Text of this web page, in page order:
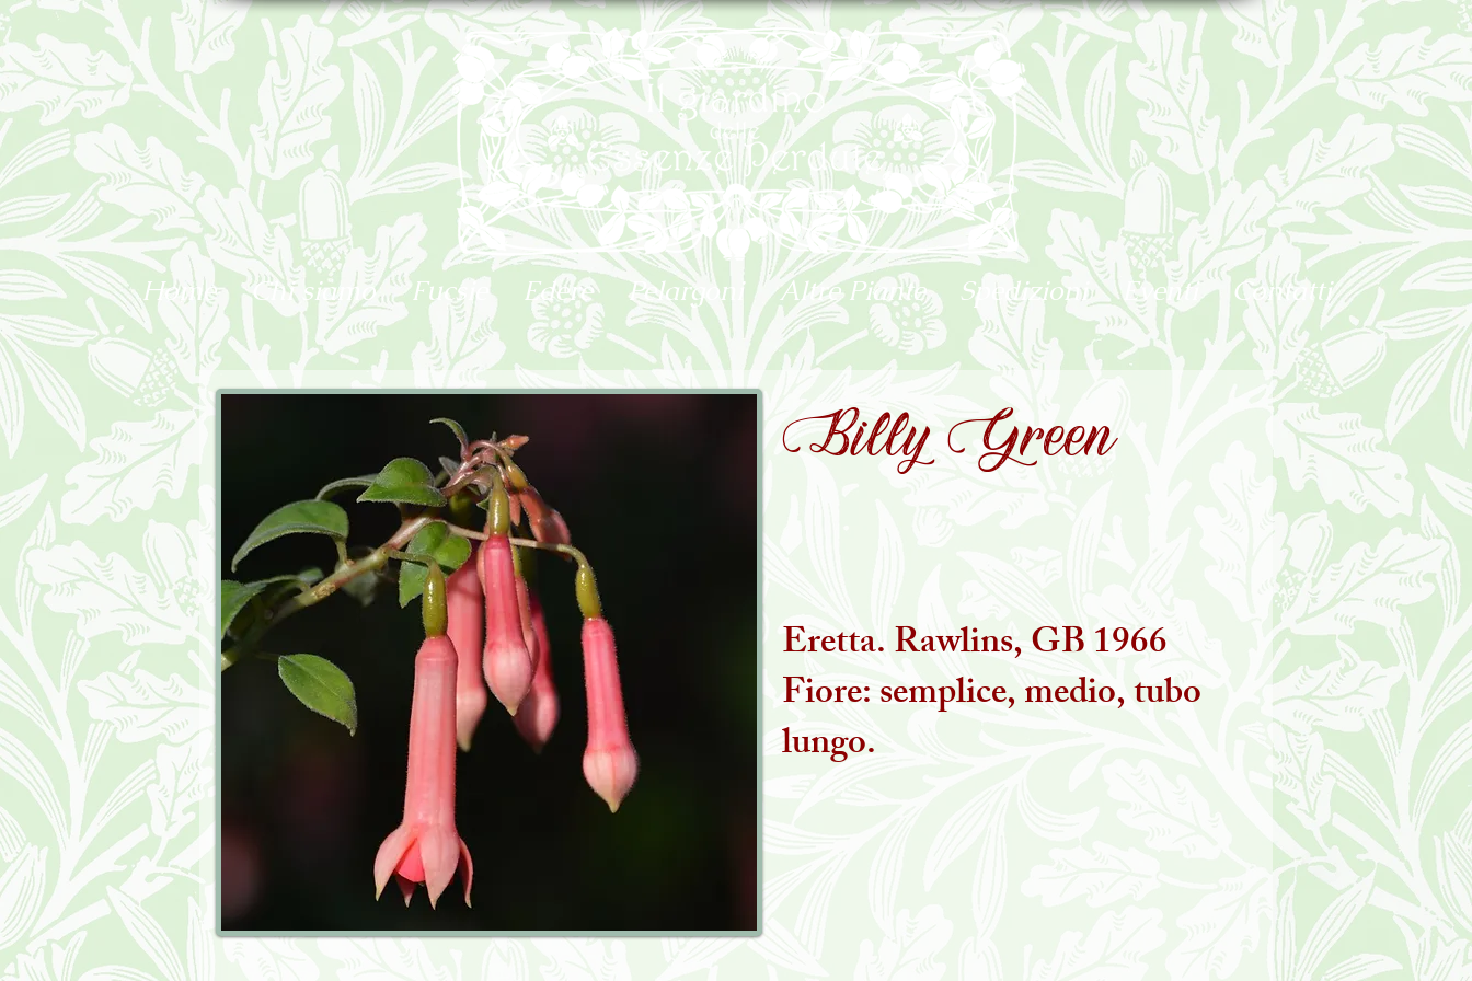
Home Chi siamo Fucsie Edere Pelargoni Altre Piante Spedizioni Eventi Contatti
Billy Green
Eretta. Rawlins, GB 1966
Fiore: semplice, medio, tubo
lungo.